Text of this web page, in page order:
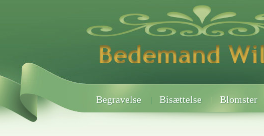
Begravelse Bisættelse Blomster